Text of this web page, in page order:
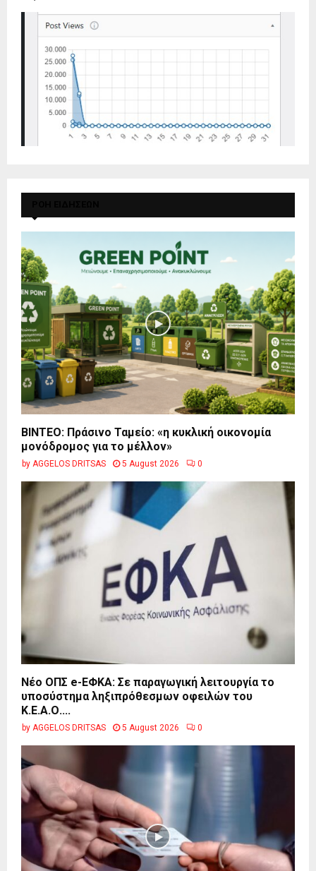
BINTEO: Πράσινο Ταμείο: «η κυκλική οικονομία
μονόδρομος για το μέλλον»
by AGGELOS DRITSAS 5 August 2026 0
Νέο ΟΠΣ e-ΕΦΚΑ: Σε παραγωγική λειτουργία το
υποσύστημα ληξιπρόθεσμων οφειλών του
Κ.Ε.Α.Ο....
by AGGELOS DRITSAS 5 August 2026 0